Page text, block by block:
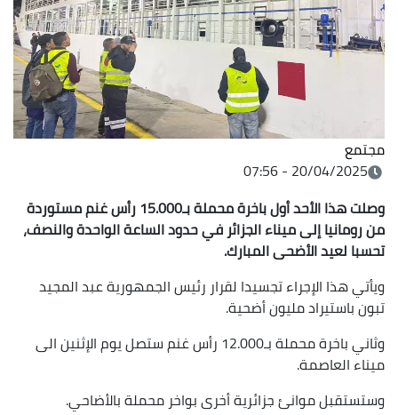
مجتمع
20/04/2025 - 07:56
وصلت هذا الأحد أول باخرة محملة بـ15.000 رأس غنم مستوردة
من رومانيا إلى ميناء الجزائر في حدود الساعة الواحدة والنصف،
تحسبا لعيد الأضحى المبارك.
ويأتي هذا الإجراء تجسيدا لقرار رئيس الجمهورية عبد المجيد
تبون باستيراد مليون أضحية.
وثاني باخرة محملة بـ12.000 رأس غنم ستصل يوم الإثنين الى
ميناء العاصمة.
وستستقبل موانئ جزائرية أخرى بواخر محملة بالأضاحي.